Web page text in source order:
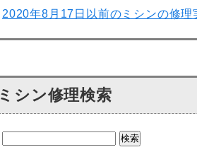
2020年8月17日以前のミシンの修理
ミシン修理検索